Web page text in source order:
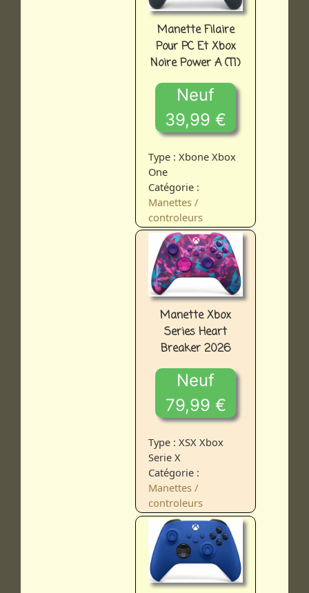
Manette Filaire
Pour PC Et Xbox
Noire Power A (TI)
Neuf
39,99 €
Type : Xbone Xbox
One
Catégorie :
Manettes /
controleurs
Manette Xbox
Series Heart
Breaker 2026
Neuf
79,99 €
Type : XSX Xbox
Serie X
Catégorie :
Manettes /
controleurs